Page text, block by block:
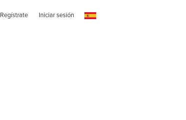
Regístrate Iniciar sesión